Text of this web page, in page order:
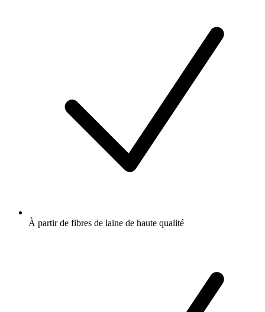
À partir de fibres de laine de haute qualité